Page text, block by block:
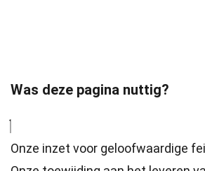
Was deze pagina nuttig?
Onze inzet voor geloofwaardige